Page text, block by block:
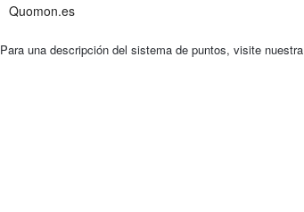
Quomon.es
Para una descripción del sistema de puntos, visite nuestra